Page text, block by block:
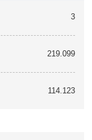
3
219.099
114.123